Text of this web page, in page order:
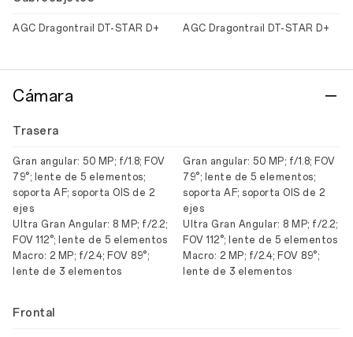
AGC Dragontrail DT-STAR D+ AGC Dragontrail DT-STAR D+
Cámara
Trasera
Gran angular: 50 MP; f/1.8; FOV
79°; lente de 5 elementos;
soporta AF; soporta OIS de 2
ejes
Ultra Gran Angular: 8 MP; f/2.2;
FOV 112°; lente de 5 elementos
Macro: 2 MP; f/2.4; FOV 89°;
lente de 3 elementos
Gran angular: 50 MP; f/1.8; FOV
79°; lente de 5 elementos;
soporta AF; soporta OIS de 2
ejes
Ultra Gran Angular: 8 MP; f/2.2;
FOV 112°; lente de 5 elementos
Macro: 2 MP; f/2.4; FOV 89°;
lente de 3 elementos
Frontal